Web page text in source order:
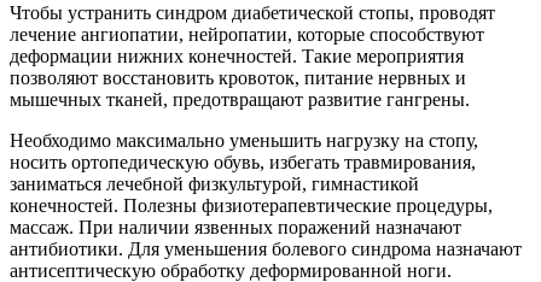
Чтобы устранить синдром диабетической стопы, проводят
лечение ангиопатии, нейропатии, которые способствуют
деформации нижних конечностей. Такие мероприятия
позволяют восстановить кровоток, питание нервных и
мышечных тканей, предотвращают развитие гангрены.
Необходимо максимально уменьшить нагрузку на стопу,
носить ортопедическую обувь, избегать травмирования,
заниматься лечебной физкультурой, гимнастикой
конечностей. Полезны физиотерапевтические процедуры,
массаж. При наличии язвенных поражений назначают
антибиотики. Для уменьшения болевого синдрома назначают
антисептическую обработку деформированной ноги.